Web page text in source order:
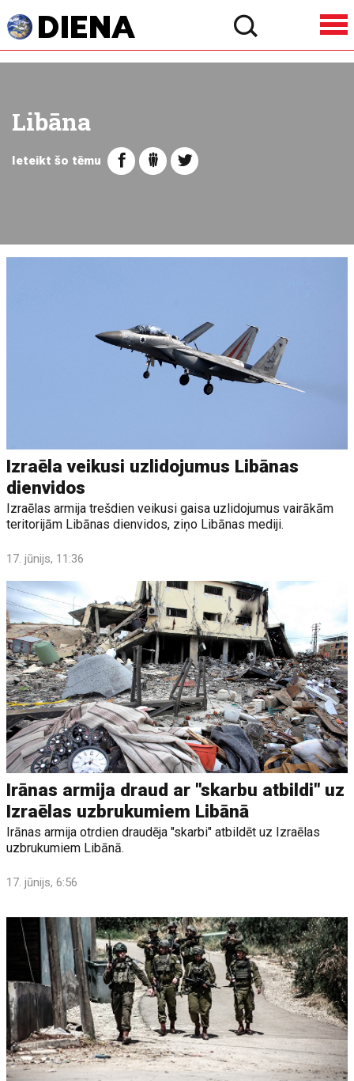
Libāna
Ieteikt šo tēmu
Izraēla veikusi uzlidojumus Libānas
dienvidos
Izraēlas armija trešdien veikusi gaisa uzlidojumus vairākām
teritorijām Libānas dienvidos, ziņo Libānas mediji.
17. jūnijs, 11:36
Irānas armija draud ar "skarbu atbildi" uz
Izraēlas uzbrukumiem Libānā
Irānas armija otrdien draudēja "skarbi" atbildēt uz Izraēlas
uzbrukumiem Libānā.
17. jūnijs, 6:56